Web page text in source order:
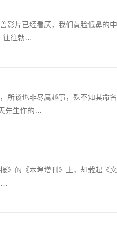
片已经看厌，我们黄脸低鼻的中
往往勃…
谈也非尽属越事，殊不知其命
先生作的…
的《本埠增刊》上，却载起《
…